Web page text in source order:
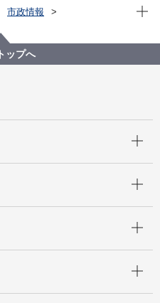
市政情報
け交通事業～南区三春台・清
ープバス」の実証運行を開始
現在
ップへ